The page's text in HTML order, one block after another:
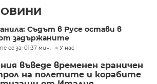
Съдът в Русе остави в
задържаните
се за: 01:37 мин. У нас
въведе временен граничен
на полетите и корабите